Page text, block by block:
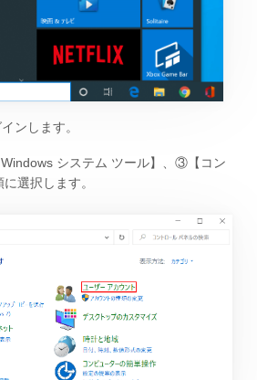
ンします。
システム ツール】、③【コン
選択します。